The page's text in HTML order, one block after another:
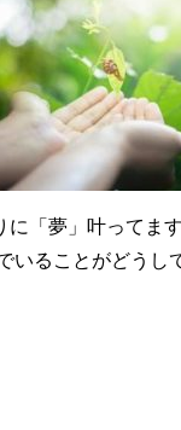
に「夢」叶ってま
いることがどうし